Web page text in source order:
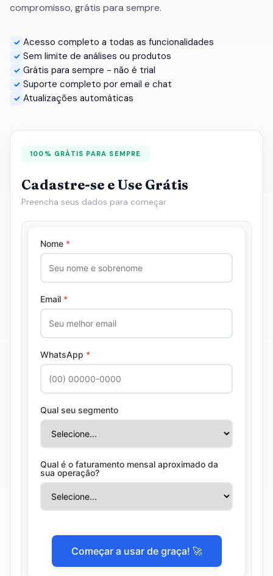
compromisso, grátis para sempre.
✓ Acesso completo a todas as funcionalidades
✓ Sem limite de análises ou produtos
✓ Grátis para sempre - não é trial
✓ Suporte completo por email e chat
✓ Atualizações automáticas
100% GRÁTIS PARA SEMPRE
Cadastre-se e Use Grátis
Preencha seus dados para começar
Nome *
Email *
WhatsApp *
Qual seu segmento
Qual é o faturamento mensal aproximado da
sua operação?
Começar a usar de graça! 🚀